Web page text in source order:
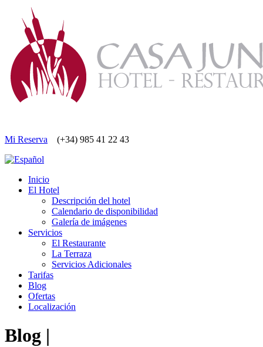
Mi Reserva (+34) 985 41 22 43
Inicio
El Hotel
Descripción del hotel
Calendario de disponibilidad
Galería de imágenes
Servicios
El Restaurante
La Terraza
Servicios Adicionales
Tarifas
Blog
Ofertas
Localización
Blog |